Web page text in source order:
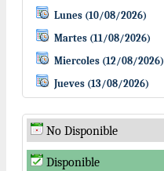
Lunes (10/08/2026)
Martes (11/08/2026)
Miercoles (12/08/2026)
Jueves (13/08/2026)
No Disponible
Disponible